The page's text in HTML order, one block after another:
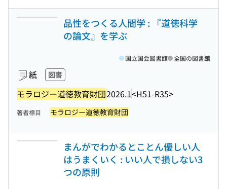
品性をつくる人間学 : 『道徳科学
の論文』を学ぶ
紙 図書
モラロジー道徳教育財団2026.1<H51-R35>
国立国会図書館 全国の図書館
著者標目 モラロジー道徳教育財団
まんがでわかるとことん優しい人
はうまくいく : いい人で損しない3
つの原則